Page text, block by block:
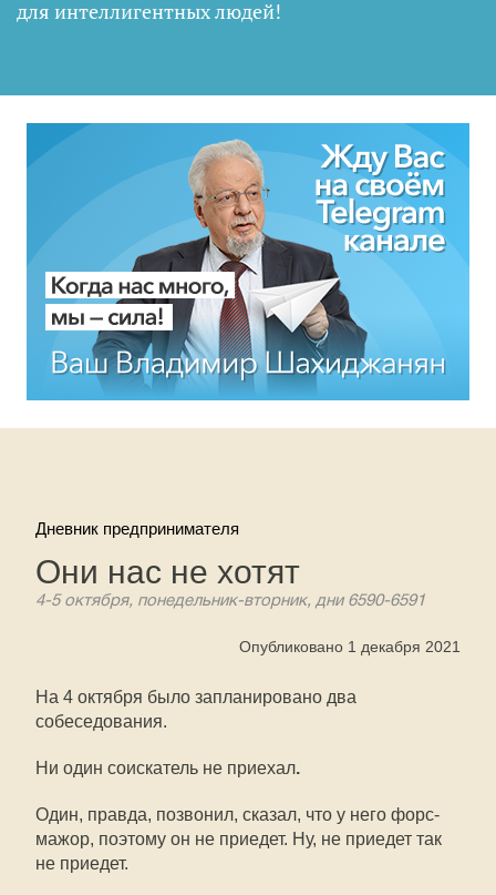
для интеллигентных людей!
Дневник предпринимателя
Они нас не хотят
4-5 октября, понедельник-вторник, дни 6590-6591
Опубликовано 1 декабря 2021
На 4 октября было запланировано два
собеседования.
Ни один соискатель не приехал.
Один, правда, позвонил, сказал, что у него форс-
мажор, поэтому он не приедет. Ну, не приедет так
не приедет.